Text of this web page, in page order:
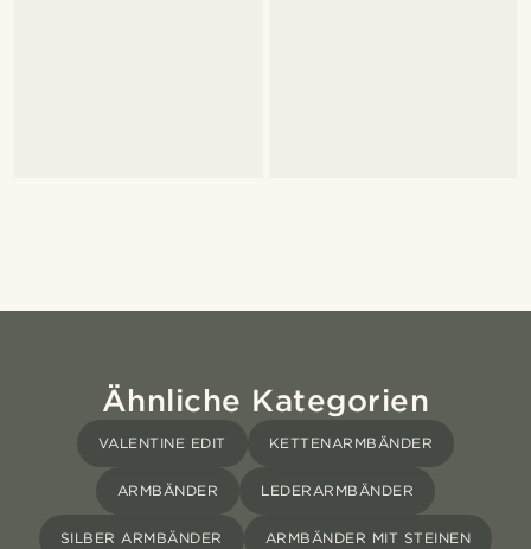
Ähnliche Kategorien
VALENTINE EDIT KETTENARMBÄNDER
ARMBÄNDER LEDERARMBÄNDER
SILBER ARMBÄNDER ARMBÄNDER MIT STEINEN